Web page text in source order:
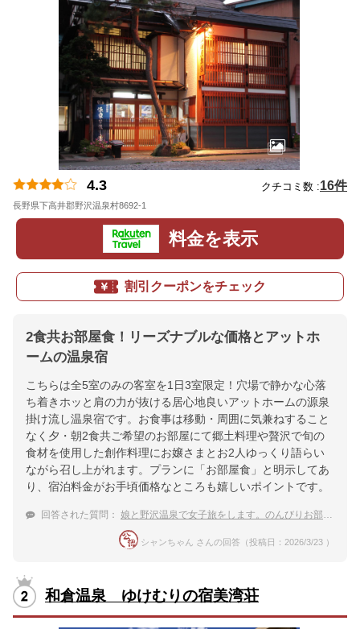
4.3 クチコミ数 :16件
長野県下高井郡野沢温泉村8692-1
料金を表示
割引クーポンをチェック
2食共お部屋食！リーズナブルな価格とアットホ
ームの温泉宿
こちらは全5室のみの客室を1日3室限定！穴場で静かな心落
ち着きホッと肩の力が抜ける居心地良いアットホームの源泉
掛け流し温泉宿です。お食事は移動・周囲に気兼ねすること
なく夕・朝2食共ご希望のお部屋にて郷土料理や贅沢で旬の
食材を使用した創作料理にお嬢さまとお2人ゆっくり語らい
ながら召し上がれます。プランに「お部屋食」と明示してあ
り、宿泊料金がお手頃価格なところも嬉しいポイントです。
回答された質問： 娘と野沢温泉で女子旅をします。のんびりお部屋食を楽しめる宿をお願いします！
シャンちゃん さんの回答（投稿日：2026/3/23 ）
和倉温泉 ゆけむりの宿美湾荘